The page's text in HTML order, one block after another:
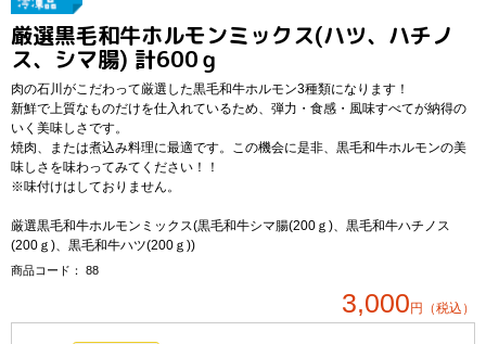
厳選黒毛和牛ホルモンミックス(ハツ、ハチノ
ス、シマ腸) 計600ｇ
肉の石川がこだわって厳選した黒毛和牛ホルモン3種類になります！
新鮮で上質なものだけを仕入れているため、弾力・食感・風味すべてが納得の
いく美味しさです。
焼肉、または煮込み料理に最適です。この機会に是非、黒毛和牛ホルモンの美
味しさを味わってみてください！！
※味付けはしておりません。
厳選黒毛和牛ホルモンミックス(黒毛和牛シマ腸(200ｇ)、黒毛和牛ハチノス
(200ｇ)、黒毛和牛ハツ(200ｇ))
商品コード： 88
3,000 円（税込）